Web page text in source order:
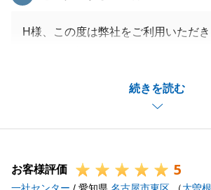
続きを読む
H様、この度は弊社をご利用いただ
アフターサポートも含め、真摯にご
すので、今後とも宜しくお願い致しま
閉じる
お客様評価 5